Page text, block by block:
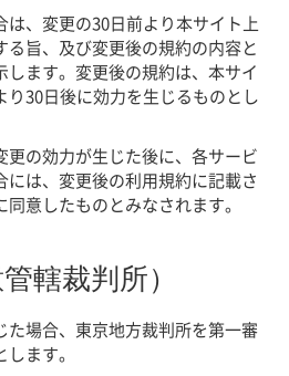
は、変更の30日前より本サイト上
る旨、及び変更後の規約の内容と
します。変更後の規約は、本サイ
り30日後に効力を生じるものとし
更の効力が生じた後に、各サービ
には、変更後の利用規約に記載さ
意したものとみなされます。
轄裁判所）
た場合、東京地方裁判所を第一審
ます。